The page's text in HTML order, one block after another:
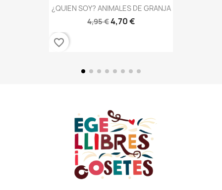
¿QUIEN SOY? ANIMALES DE GRANJA
4,95 €4,70 €
favorite_border